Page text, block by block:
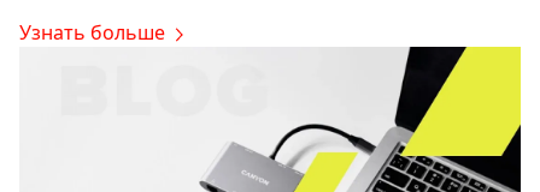
Узнать больше